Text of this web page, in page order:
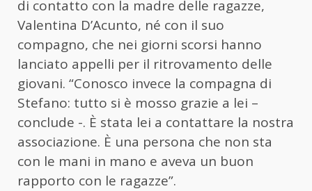
di contatto con la madre delle ragazze,
Valentina D’Acunto, né con il suo
compagno, che nei giorni scorsi hanno
lanciato appelli per il ritrovamento delle
giovani. “Conosco invece la compagna di
Stefano: tutto si è mosso grazie a lei –
conclude -. È stata lei a contattare la nostra
associazione. È una persona che non sta
con le mani in mano e aveva un buon
rapporto con le ragazze”.